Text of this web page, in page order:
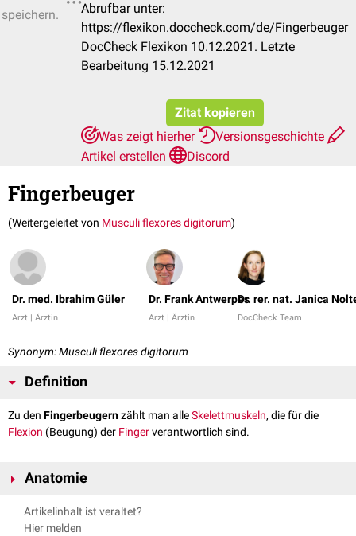
Abrufbar unter:
https://flexikon.doccheck.com/de/Fingerbeuger
DocCheck Flexikon 10.12.2021. Letzte
Bearbeitung 15.12.2021
Zitat kopieren
Was zeigt hierher
Versionsgeschichte
Artikel erstellen
Discord
Fingerbeuger
(Weitergeleitet von Musculi flexores digitorum)
Dr. med. Ibrahim Güler
Arzt | Ärztin
Dr. Frank Antwerpes
Arzt | Ärztin
Dr. rer. nat. Janica
DocCheck Team
Synonym: Musculi flexores digitorum
Definition
Zu den Fingerbeugernzählt man alleSkelettmuskeln, die für die
Flexion (Beugung) der Fingerverantwortlich sind.
Anatomie
Nach ihrer Lage unterscheidet man
Fingerbeuger. Die extrinsischen Fingerbeuger liegen außerhalb der Hand,
Artikelinhalt ist veraltet?
Hier melden